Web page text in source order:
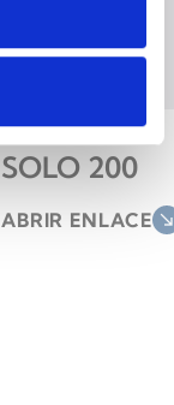
SOLO 200
ABRIR ENLACE